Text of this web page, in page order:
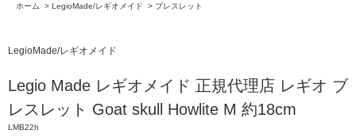
ホーム > LegioMade/レギオメイド > ブレスレット
LegioMade/レギオメイド
Legio Made レギオメイド 正規代理店 レギオ ブ
レスレット Goat skull Howlite M 約18cm
LMB22h